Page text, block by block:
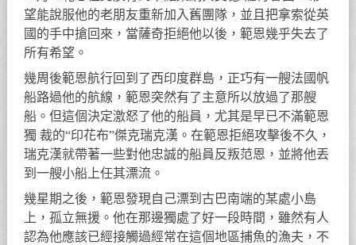
望能說服他的老朋友重新加入舊團隊，並且把拿索從英
國的手中搶回來，當薩奇拒絕他以後，範恩幾乎失去了
所有希望。
幾周後範恩航行回到了西印度群島，正巧有一艘法國帆
船路過他的航線，範恩突然有了主意所以放過了那艘
船。但這個決定激怒了他的船員，尤其是早已不滿範恩
獨 裁的“印花布”傑克瑞克漢。在範恩拒絕攻擊後不久，
瑞克漢就帶著一些對他忠誠的船員反叛范恩，並將他丟
到一艘小船上任其漂流。
幾星期之後，範恩發現自己漂到古巴南端的某處小島
上，孤立無援。他在那邊獨處了好一段時間，雖然有人
認為他應該已經接觸過經常在這個地區捕魚的漁夫，不